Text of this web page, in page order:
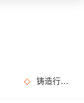
铸造行业废气处理设计